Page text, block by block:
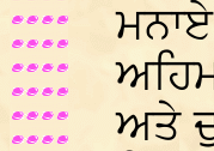
ਅਤੇ